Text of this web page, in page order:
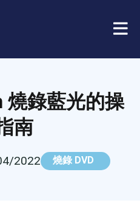
燒錄藍光的操
南
2022 燒錄 DVD